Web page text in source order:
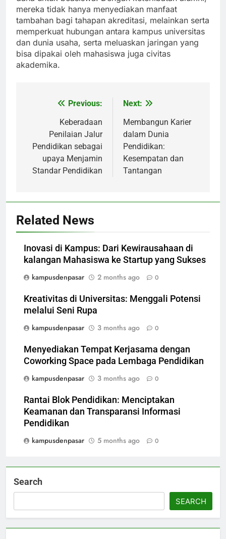
mereka tidak hanya menyediakan manfaat
tambahan bagi tahapan akreditasi, melainkan serta
memperkuat hubungan antara kampus universitas
dan dunia usaha, serta meluaskan jaringan yang
bisa dipakai oleh mahasiswa juga civitas
akademika.
navigation
Previous:
Keberadaan
Penilaian Jalur
Pendidikan sebagai
upaya Menjamin
Standar Pendidikan
Next:
Membangun Karier
dalam Dunia
Pendidikan:
Kesempatan dan
Tantangan
Related News
Inovasi di Kampus: Dari Kewirausahaan di
kalangan Mahasiswa ke Startup yang Sukses
kampusdenpasar
2 months ago 0
Kreativitas di Universitas: Menggali Potensi
melalui Seni Rupa
kampusdenpasar
3 months ago 0
Menyediakan Tempat Kerjasama dengan
Coworking Space pada Lembaga Pendidikan
kampusdenpasar
3 months ago 0
Rantai Blok Pendidikan: Menciptakan
Keamanan dan Transparansi Informasi
Pendidikan
kampusdenpasar
5 months ago 0
Search
SEARCH